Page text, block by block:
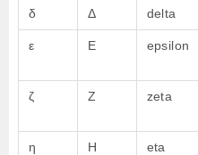
δ Δ delta
ε Ε epsilon
ζ Ζ zeta
η Η eta